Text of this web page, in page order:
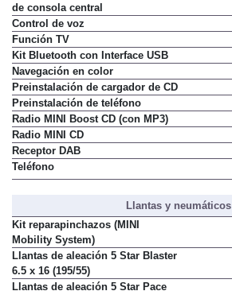
Conexión AUX en compartimento
de consola central
Control de voz
Función TV
Kit Bluetooth con Interface USB
Navegación en color
Preinstalación de cargador de CD
Preinstalación de teléfono
Radio MINI Boost CD (con MP3)
Radio MINI CD
Receptor DAB
Teléfono
Llantas y neumáticos
Kit reparapinchazos (MINI
Mobility System)
Llantas de aleación 5 Star Blaster
6.5 x 16 (195/55)